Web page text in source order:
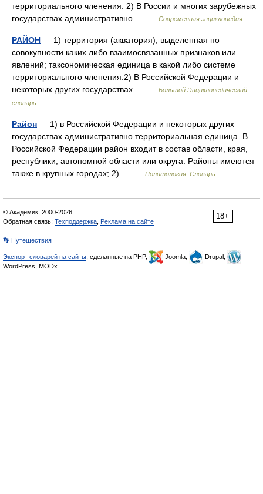
территориального членения. 2) В России и многих зарубежных
государствах административно… …
Современная энциклопедия
РАЙОН — 1) территория (акватория), выделенная по
совокупности каких либо взаимосвязанных признаков или
явлений; таксономическая единица в какой либо системе
территориального членения.2) В Российской Федерации и
некоторых других государствах… …
Большой Энциклопедический
словарь
Район — 1) в Российской Федерации и некоторых других
государствах административно территориальная единица. В
Российской Федерации район входит в состав области, края,
республики, автономной области или округа. Районы имеются
также в крупных городах; 2)… …
Политология. Словарь.
18+
© Академик, 2000-2026
Обратная связь: Техподдержка Реклама на сайте
👣 Путешествия
Экспорт словарей на сайты , сделанные на PHP, Joomla,
Drupal,
WordPress, MODx.